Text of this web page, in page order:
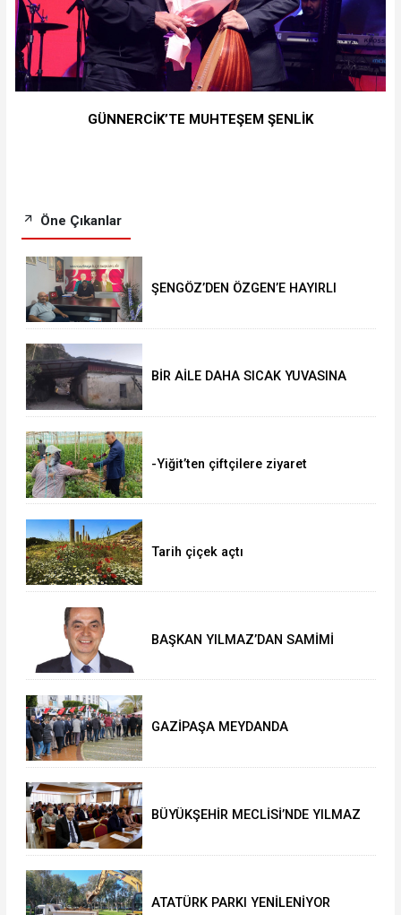
GÜNNERCİK’TE MUHTEŞEM ŞENLİK
Öne Çıkanlar
ŞENGÖZ’DEN ÖZGEN’E HAYIRLI
BİR AİLE DAHA SICAK YUVASINA
-Yiğit’ten çiftçilere ziyaret
Tarih çiçek açtı
BAŞKAN YILMAZ’DAN SAMİMİ
GAZİPAŞA MEYDANDA
BÜYÜKŞEHİR MECLİSİ’NDE YILMAZ
ATATÜRK PARKI YENİLENİYOR